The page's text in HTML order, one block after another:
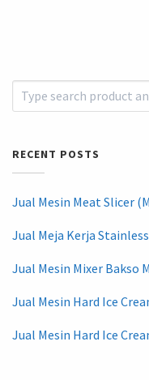
RECENT POSTS
Jual Mesin Meat Slicer
Jual Meja Kerja
Jual Mesin Mixer Bakso
Jual Mesin Hard Ice
Jual Mesin Hard Ice